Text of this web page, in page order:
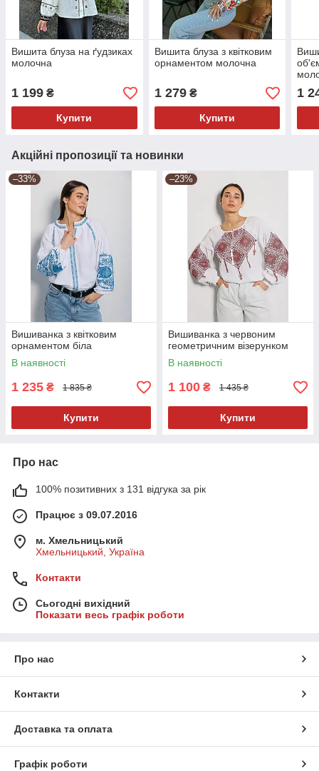
Вишита блуза на ґудзиках
молочна
1 199 ₴
Купити
Вишита блуза з квітковим
орнаментом молочна
1 279₴
Купити
1
Акційні пропозиції та новинки
–33%
Вишиванка з квітковим
орнаментом біла
В наявності
1 235 ₴ 1 835 ₴
Купити
–23%
Вишиванка з червоним
геометричним візерунком
В наявності
1 100 ₴ 1 435 ₴
Купити
Про нас
100% позитивних з 131 відгука за рік
Працює з 09.07.2016
м. Хмельницький
Хмельницький, Україна
Контакти
Сьогодні вихідний
Показати весь графік роботи
Про нас
Контакти
Доставка та оплата
Графік роботи